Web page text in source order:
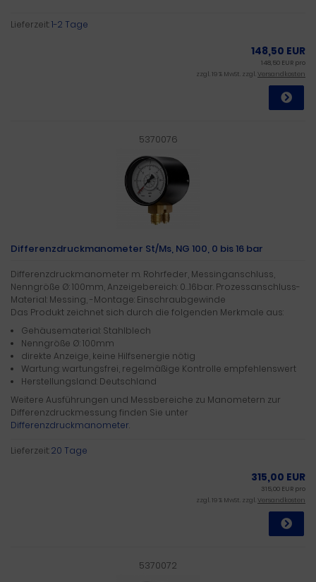
Lieferzeit:1-2 Tage
148,50 EUR
148,50 EUR pro
zzgl. 19 % MwSt. zzgl.Versandkosten
5370076
Differenzdruckmanometer St/Ms, NG 100, 0 bis 16 bar
Differenzdruckmanometer m. Rohrfeder, Messinganschluss,
Nenngröße Ø: 100mm, Anzeigebereich: 0…16bar. Prozessanschluss-
Material: Messing, -Montage: Einschraubgewinde
Das Produkt zeichnet sich durch die folgenden Merkmale aus:
Gehäusematerial: Stahlblech
Nenngröße Ø: 100mm
direkte Anzeige, keine Hilfsenergie nötig
Wartung: wartungsfrei, regelmäßige Kontrolle empfehlenswert
Herstellungsland: Deutschland
Weitere Ausführungen und Messbereiche zu Manometern zur
Differenzdruckmessung finden Sie unter
Differenzdruckmanometer.
Lieferzeit:20 Tage
315,00 EUR
315,00 EUR pro
zzgl. 19 % MwSt. zzgl.Versandkosten
5370072